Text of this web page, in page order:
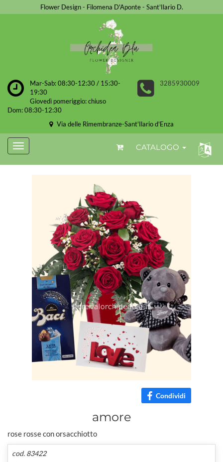
Flower Design - Filomena D'Aponte - Sant'Ilario D.
Mar-Sab: 08:30-12:30 / 15:30-
19:30
Giovedì pomeriggio: chiuso
Dom: 08:30-12:30
3285930009
Via delle Rimembranze-Sant'Ilario d'Enza
CATALOGO
Condividi
amore
rose rosse con orsacchiotto
cod. 83422